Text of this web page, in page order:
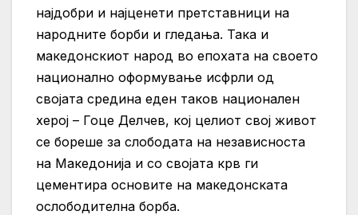
најдобри и најценети претставници на
народните борби и гледања. Така и
македонскиот народ во епохата на своето
национално оформување исфрли од
својата средина еден таков национален
херој – Гоце Делчев, кој целиот свој живот
се бореше за слободата на независноста
на Македонија и со својата крв ги
цементира основите на македонската
ослободителна борба.